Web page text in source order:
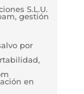
S.L.U.
gestión
por
en